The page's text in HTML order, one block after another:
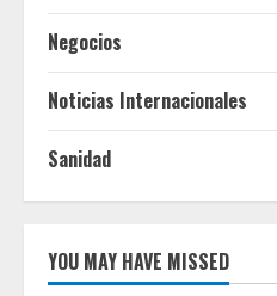
Negocios
Noticias Internacionales
Sanidad
YOU MAY HAVE MISSED